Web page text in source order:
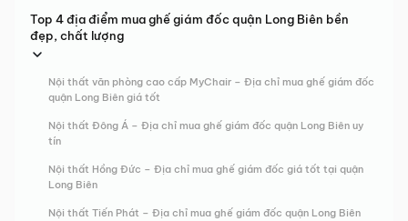
Top 4 địa điểm mua ghế giám đốc quận Long Biên bền
đẹp, chất lượng
Nội thất văn phòng cao cấp MyChair – Địa chỉ mua ghế giám đốc
quận Long Biên giá tốt
Nội thất Đông Á – Địa chỉ mua ghế giám đốc quận Long Biên uy
tín
Nội thất Hồng Đức – Địa chỉ mua ghế giám đốc giá tốt tại quận
Long Biên
Nội thất Tiến Phát – Địa chỉ mua ghế giám đốc quận Long Biên